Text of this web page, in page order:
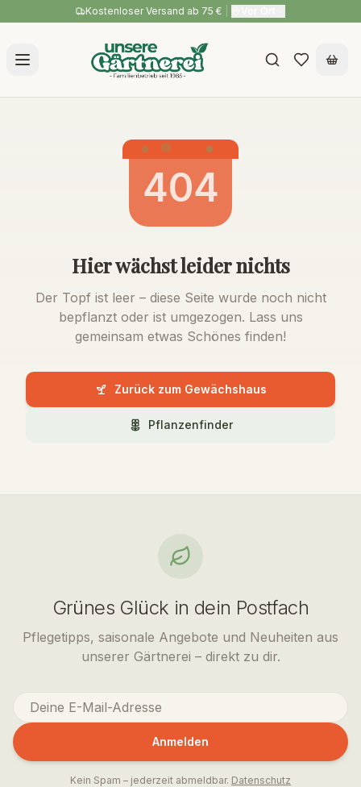
Kostenloser Versand ab 75 €
404
Hier wächst leider nichts
Der Topf ist leer – diese Seite wurde noch nicht
bepflanzt oder ist umgezogen. Lass uns
gemeinsam etwas Schönes finden!
Zurück zum Gewächshaus
Pflanzenfinder
Grünes Glück in dein Postfach
Pflegetipps, saisonale Angebote und Neuheiten aus
unserer Gärtnerei – direkt zu dir.
Anmelden
Kein Spam – jederzeit abmeldbar. Datenschutz